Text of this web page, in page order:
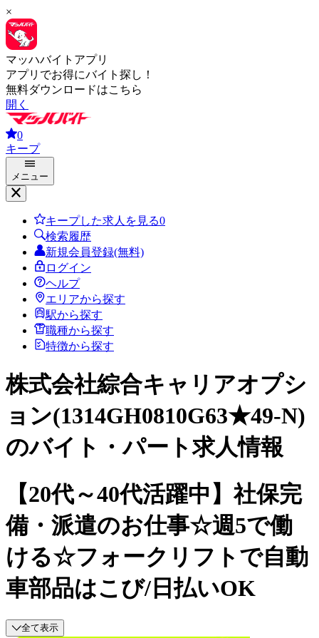
×
マッハバイトアプリ
アプリでお得にバイト探し！
無料ダウンロードはこちら
開く
0
キープ
メニュー
キープした求人を見る0
検索履歴
新規会員登録(無料)
ログイン
ヘルプ
エリアから探す
駅から探す
職種から探す
特徴から探す
株式会社綜合キャリアオプシ
ョン(1314GH0810G63★49-N)
のバイト・パート求人情報
【20代～40代活躍中】社保完
備・派遣のお仕事☆週5で働
ける☆フォークリフトで自動
車部品はこび/日払いOK
全て表示